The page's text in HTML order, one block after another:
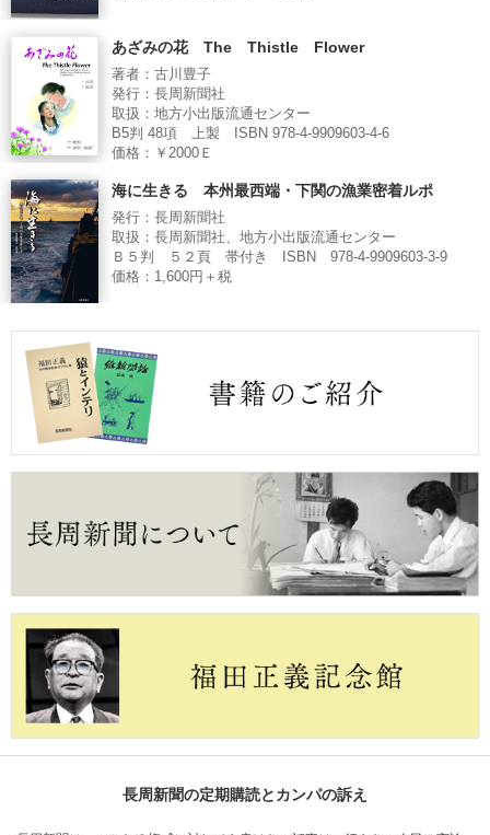
あざみの花 The Thistle Flower
著者：古川豊子
発行：長周新聞社
取扱：地方小出版流通センター
B5判 48項 上製 ISBN 978-4-9909603-4-6
価格：￥2000Ｅ
海に生きる 本州最西端・下関の漁業密着ルポ
発行：長周新聞社
取扱：長周新聞社、地方小出版流通センター
Ｂ５判 ５２頁 帯付き ISBN 978-4-9909603-3-9
価格：1,600円＋税
長周新聞の定期購読とカンパの訴え